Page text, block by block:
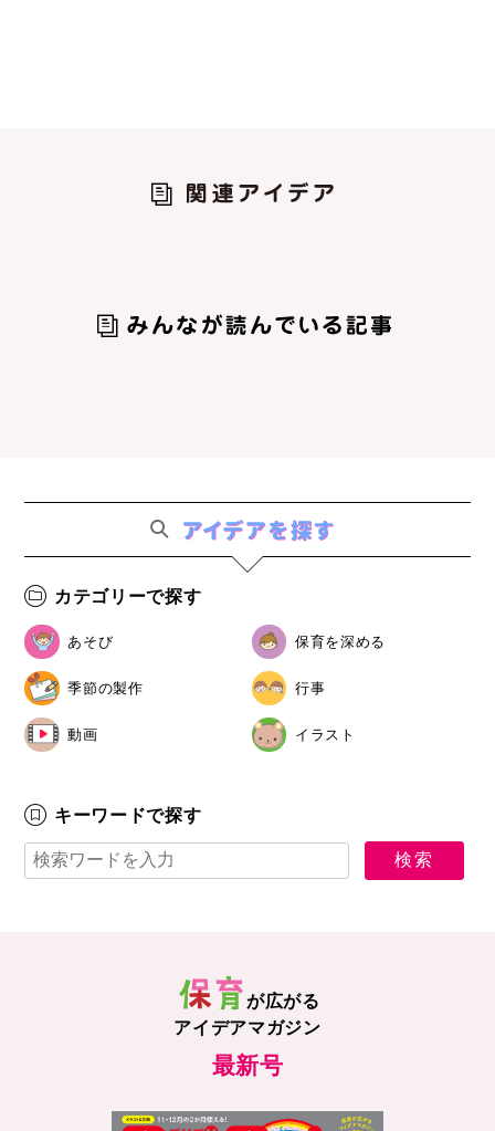
カテゴリーで探す
あそび 保育を深める
季節の製作 行事
動画 イラスト
キーワードで探す
が広がる
アイデアマガジン
最新号